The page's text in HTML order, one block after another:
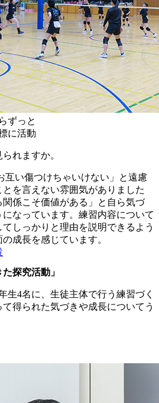
ずっと
に活動
れますか。
互い傷つけちゃいけない」と遠慮
を言えない雰囲気がありました
係こそ価値がある」と自ら気づ
なっています。練習内容について
しっかりと理由を説明できるよう
成長を感じています。
探究活動」
生4名に、生徒主体で行う練習づく
得られた気づきや成長についてう